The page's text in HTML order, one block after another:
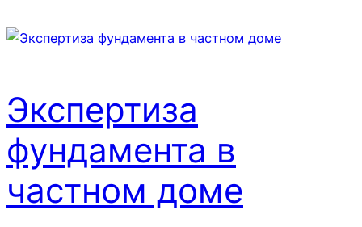
Экспертиза
фундамента в
частном доме